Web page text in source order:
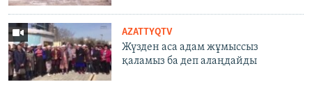
AZATTYQTV
Жүзден аса адам жұмыссыз
қаламыз ба деп алаңдайды